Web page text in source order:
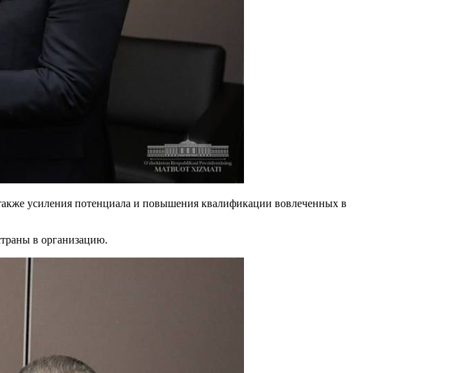
усиления потенциала и повышения квалификации вовлеченных в
в организацию.